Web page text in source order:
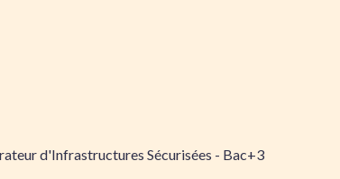
d'Infrastructures Sécurisées - Bac+3